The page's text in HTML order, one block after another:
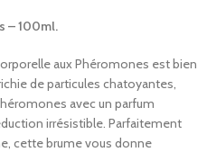
– 100ml.
aux Phéromones est bien
de particules chatoyantes,
avec un parfum
irrésistible. Parfaitement
cette brume vous donne